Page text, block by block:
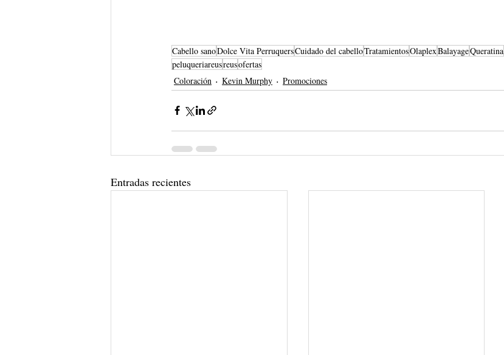
Cabello sanoDolce Vita PerruquersCuidado del cabelloTratamientosOlaplexBalayageQueratina
peluqueriareusreusofertas
Coloración
Kevin Murphy Promociones
Entradas recientes